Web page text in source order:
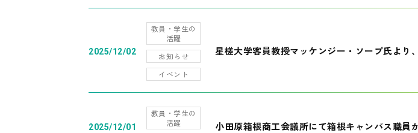
2025/12/02
教員・学生の
活躍
お知らせ
イベント
星槎大学客員教授マッケンジー・ソープ氏より
2025/12/01
教員・学生の
活躍
小田原箱根商工会議所にて箱根キャンパス職員